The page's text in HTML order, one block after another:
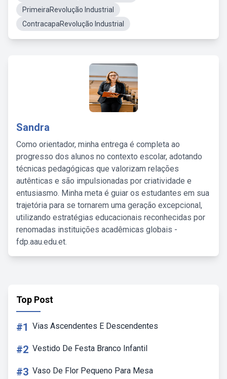
PrimeiraRevolução Industrial
ContracapaRevolução Industrial
Sandra
Como orientador, minha entrega é completa ao
progresso dos alunos no contexto escolar, adotando
técnicas pedagógicas que valorizam relações
autênticas e são impulsionadas por criatividade e
entusiasmo. Minha meta é guiar os estudantes em sua
trajetória para se tornarem uma geração excepcional,
utilizando estratégias educacionais reconhecidas por
renomadas instituições acadêmicas globais -
fdp.aau.edu.et.
Top Post
#1 Vias Ascendentes E Descendentes
#2 Vestido De Festa Branco Infantil
#3 Vaso De Flor Pequeno Para Mesa